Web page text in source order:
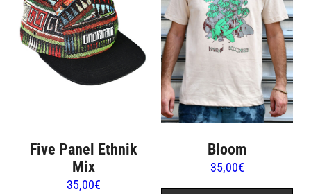
Five Panel Ethnik
Mix
35,00€
Bloom
35,00€
Ce